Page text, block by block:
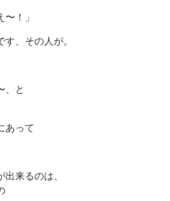
〜！」
、その人が。
、と
あって
来るのは、